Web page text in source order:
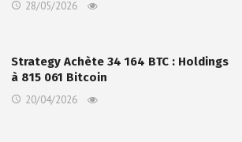
28/05/2026
Strategy Achète 34 164 BTC : Holdings
à 815 061 Bitcoin
20/04/2026